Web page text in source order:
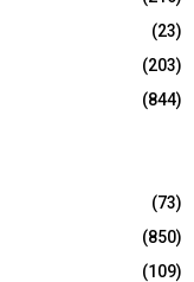
(23)
(203)
(844)
(73)
(850)
(109)